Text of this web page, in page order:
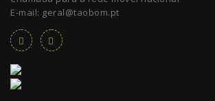
E-mail: geral@taobom.pt